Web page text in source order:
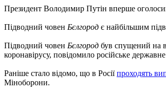
Президент Володимир Путін вперше
Підводний човен Бєлгород є найбільшим
Підводний човен Бєлгород був спущений на
коронавірусу, повідомило російське
Раніше стало відомо, що в Росіїпроходять
Міноборони.